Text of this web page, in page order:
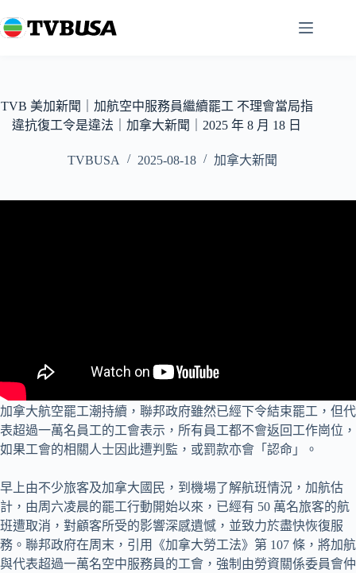
至
容
TVB 美加新聞｜加航空中服務員繼續罷工 不理會當局指
違抗復工令是違法｜加拿大新聞｜2025 年 8 月 18 日
TVBUSA 2025-08-18 加拿大新聞
加拿大航空罷工潮持續，聯邦政府雖然已經下令結束罷工，但代
表超過一萬名員工的工會表示，所有員工都不會返回工作崗位，
如果工會的相關人士因此遭判監，或罰款亦會「認命」。
早上由不少旅客及加拿大國民，到機場了解航班情況，加航估
計，由周六凌晨的罷工行動開始以來，已經有 50 萬名旅客的航
班遭取消，對顧客所受的影響深感遺憾，並致力於盡快恢復服
務。聯邦政府在周末，引用《加拿大勞工法》第 107 條，將加航
與代表超過一萬名空中服務員的工會，強制由勞資關係委員會仲